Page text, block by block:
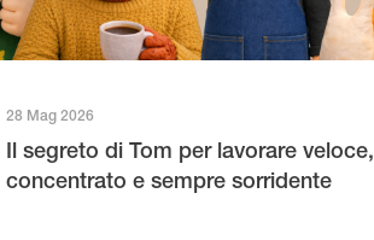
28 Mag 2026
Il segreto di Tom per lavorare veloce,
concentrato e sempre sorridente